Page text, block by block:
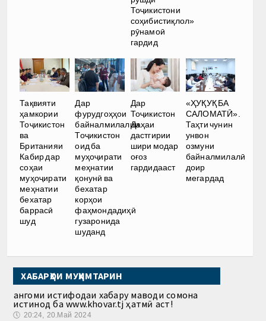
Тоҷикистони
соҳибистиқлол»
рӯнамоӣ
гардид
Тақвияти
ҳамкории
Тоҷикистон
ва
Британияи
Кабир дар
соҳаи
муҳоҷирати
меҳнатии
бехатар
баррасӣ
шуд
Дар
фурудгоҳҳои
байналмилалии
Тоҷикистон
оид ба
муҳоҷирати
меҳнатии
қонунӣ ва
бехатар
корҳои
фаҳмондадиҳӣ
гузаронида
шуданд
Дар
Тоҷикистон
Даҳаи
дастгирии
шири модар
оғоз
гардидааст
«ҲУҚУҚ БА
САЛОМАТӢ».
Таҳти чунин
унвон
озмуни
байналмилалӣ
доир
мегардад
ХАБАРҲОИ МУҲИМТАРИН
Ҳангоми истифодаи хабару маводи сомона
истинод ба www.khovar.tj ҳатмӣ аст!
🕔 20:24, 20.Май 2024